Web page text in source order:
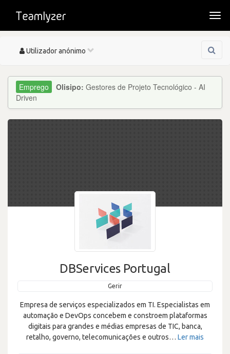
Toggle
Utilizador anónimo
Olisipo: Gestores de Projeto Tecnológico - AI
Driven
DBServices Portugal
Gerir
Empresa de serviços especializados em TI. Especialistas em
automação e DevOps concebem e constroem plataformas
digitais para grandes e médias empresas de TIC, banca,
retalho, governo, telecomunicações e outros… Ler mais